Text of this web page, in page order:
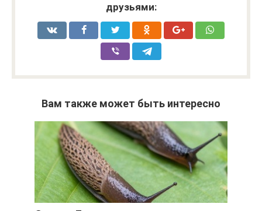
друзьями:
Вам также может быть интересно